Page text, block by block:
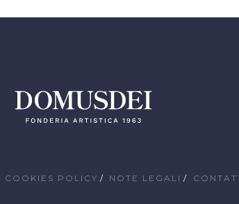
COOKIES POLICY NOTE LEGALI